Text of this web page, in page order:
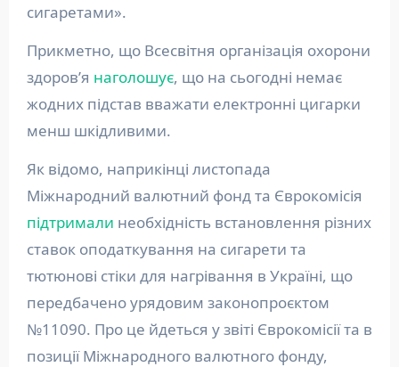
сигаретами».
Прикметно, що Всесвітня організація охорони
здоров’я наголошує, що на сьогодні немає
жодних підстав вважати електронні цигарки
менш шкідливими.
Як відомо, наприкінці листопада
Міжнародний валютний фонд та Єврокомісія
підтримали необхідність встановлення різних
ставок оподаткування на сигарети та
тютюнові стіки для нагрівання в Україні, що
передбачено урядовим законопроєктом
№11090. Про це йдеться у звіті Єврокомісії та в
позиції Міжнародного валютного фонду,